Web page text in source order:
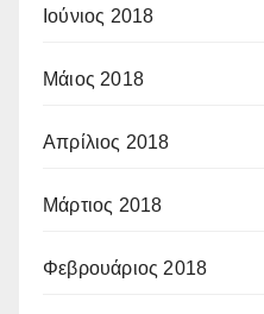
Ιούνιος 2018
Μάιος 2018
Απρίλιος 2018
Μάρτιος 2018
Φεβρουάριος 2018